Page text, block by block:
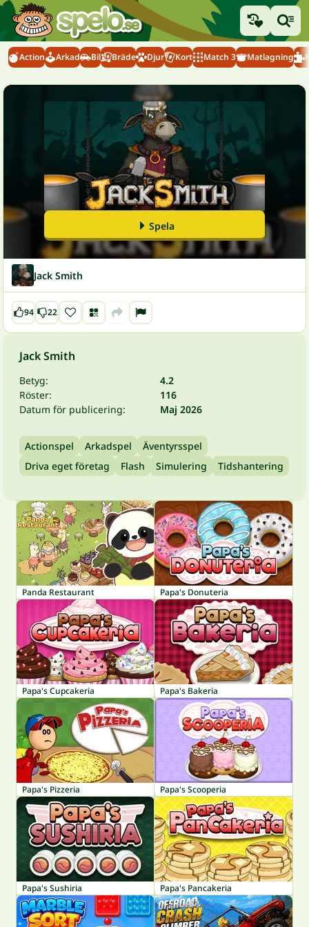
Action Arkad Bil Bräde Djur Kort Match 3 Matlagning
Spela
Jack Smith
94 22
Jack Smith
Betyg:
4.2
Röster:
116
Datum för publicering:
Maj 2026
Actionspel Arkadspel
Äventyrsspel
Driva eget företag
Flash Simulering Tidshantering
Panda Restaurant Papa's Donuteria
Papa's Cupcakeria Papa's Bakeria
Papa's Pizzeria Papa's Scooperia
Papa's Sushiria Papa's Pancakeria